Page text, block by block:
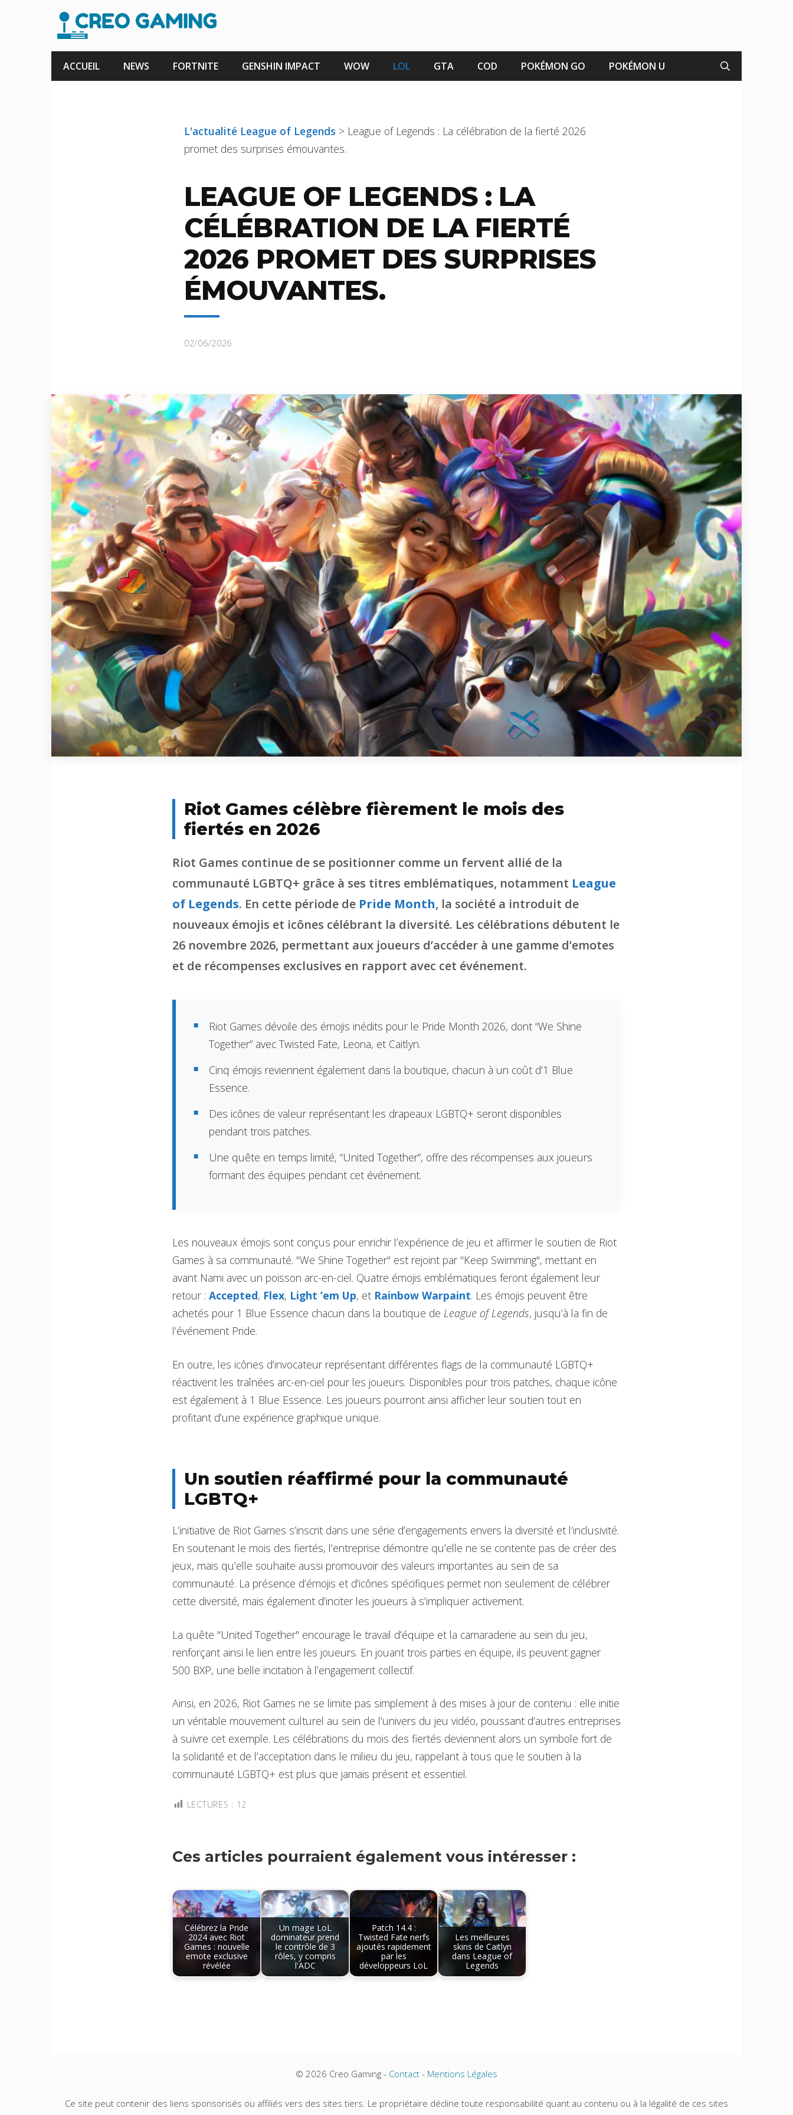
contenu
ACCUEIL NEWS FORTNITE GENSHIN IMPACT WOW LOL GTA COD POKÉMON GO POKÉMON U
L'actualité League of Legends > League of Legends : La célébration de la fierté 2026
promet des surprises émouvantes.
LEAGUE OF LEGENDS : LA
CÉLÉBRATION DE LA FIERTÉ
2026 PROMET DES SURPRISES
ÉMOUVANTES.
02/06/2026
Riot Games célèbre fièrement le mois des
fiertés en 2026
Riot Games continue de se positionner comme un fervent allié de la
communauté LGBTQ+ grâce à ses titres emblématiques, notamment League
of Legends. En cette période de Pride Month, la société a introduit de
nouveaux émojis et icônes célébrant la diversité. Les célébrations débutent le
26 novembre 2026, permettant aux joueurs d’accéder à une gamme d’emotes
et de récompenses exclusives en rapport avec cet événement.
Riot Games dévoile des émojis inédits pour le Pride Month 2026, dont “We Shine
Together” avec Twisted Fate, Leona, et Caitlyn.
Cinq émojis reviennent également dans la boutique, chacun à un coût d’1 Blue
Essence.
Des icônes de valeur représentant les drapeaux LGBTQ+ seront disponibles
pendant trois patches.
Une quête en temps limité, “United Together”, offre des récompenses aux joueurs
formant des équipes pendant cet événement.
Les nouveaux émojis sont conçus pour enrichir l’expérience de jeu et affirmer le soutien de Riot
Games à sa communauté. "We Shine Together" est rejoint par "Keep Swimming", mettant en
avant Nami avec un poisson arc-en-ciel. Quatre émojis emblématiques feront également leur
retour : Accepted, Flex, Light ’em Up, et Rainbow Warpaint. Les émojis peuvent être
achetés pour 1 Blue Essence chacun dans la boutique de League of Legends, jusqu’à la fin de
l’événement Pride.
En outre, les icônes d’invocateur représentant différentes flags de la communauté LGBTQ+
réactivent les traînées arc-en-ciel pour les joueurs. Disponibles pour trois patches, chaque icône
est également à 1 Blue Essence. Les joueurs pourront ainsi afficher leur soutien tout en
profitant d’une expérience graphique unique.
Un soutien réaffirmé pour la communauté
LGBTQ+
L’initiative de Riot Games s’inscrit dans une série d’engagements envers la diversité et l’inclusivité.
En soutenant le mois des fiertés, l’entreprise démontre qu’elle ne se contente pas de créer des
jeux, mais qu’elle souhaite aussi promouvoir des valeurs importantes au sein de sa
communauté. La présence d’émojis et d’icônes spécifiques permet non seulement de célébrer
cette diversité, mais également d’inciter les joueurs à s’impliquer activement.
La quête "United Together" encourage le travail d’équipe et la camaraderie au sein du jeu,
renforçant ainsi le lien entre les joueurs. En jouant trois parties en équipe, ils peuvent gagner
500 BXP, une belle incitation à l’engagement collectif.
Ainsi, en 2026, Riot Games ne se limite pas simplement à des mises à jour de contenu : elle initie
un véritable mouvement culturel au sein de l’univers du jeu vidéo, poussant d’autres entreprises
à suivre cet exemple. Les célébrations du mois des fiertés deviennent alors un symbole fort de
la solidarité et de l’acceptation dans le milieu du jeu, rappelant à tous que le soutien à la
communauté LGBTQ+ est plus que jamais présent et essentiel.
LECTURES : 12
Ces articles pourraient également vous intéresser :
Célébrez la Pride
2024 avec Riot
Games : nouvelle
emote exclusive
révélée
Un mage LoL
dominateur prend
le contrôle de 3
rôles, y compris
l'ADC
Patch 14.4 :
Twisted Fate nerfs
ajoutés rapidement
par les
développeurs LoL
Les meilleures
skins de Caitlyn
dans League of
Legends
© 2026 Creo Gaming - Contact - Mentions Légales
Ce site peut contenir des liens sponsorisés ou affiliés vers des sites tiers. Le propriétaire décline toute responsabilité quant au contenu ou à la légalité de ces sites